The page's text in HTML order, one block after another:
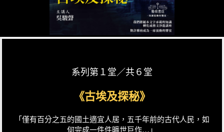
系列第１堂／共６堂
《古埃及探秘》
「僅有百分之五的國土適宜人居，五千年前的古代人民，如
何完成一件件曠世巨作…」